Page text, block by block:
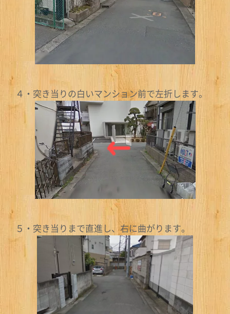
４・突き当りの白いマンション前で左折します。
５・突き当りまで直進し、右に曲がります。